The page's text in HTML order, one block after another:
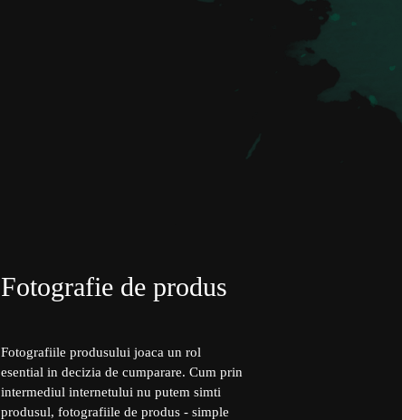
Fotografie de produs
Fotografiile produsului joaca un rol
esential in decizia de cumparare. Cum prin
intermediul internetului nu putem simti
produsul, fotografiile de produs - simple